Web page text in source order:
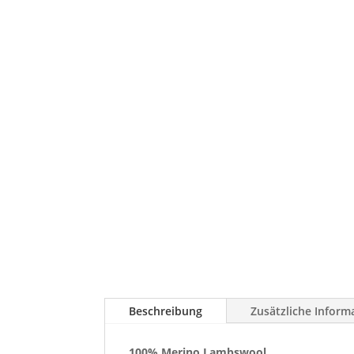
Beschreibung Zusätzliche